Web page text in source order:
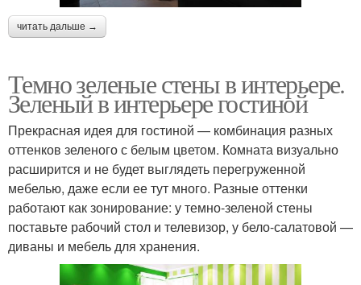
читать дальше →
Темно зеленые стены в интерьере.
Зеленый в интерьере гостиной
Прекрасная идея для гостиной — комбинация разных
оттенков зеленого с белым цветом. Комната визуально
расширится и не будет выглядеть перегруженной
мебелью, даже если ее тут много. Разные оттенки
работают как зонирование: у темно-зеленой стены
поставьте рабочий стол и телевизор, у бело-салатовой —
диваны и мебель для хранения.